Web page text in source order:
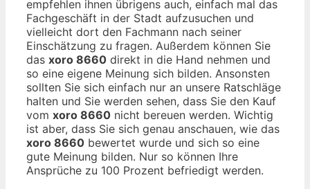
empfehlen ihnen übrigens auch, einfach mal das
Fachgeschäft in der Stadt aufzusuchen und
vielleicht dort den Fachmann nach seiner
Einschätzung zu fragen. Außerdem können Sie
das xoro 8660 direkt in die Hand nehmen und
so eine eigene Meinung sich bilden. Ansonsten
sollten Sie sich einfach nur an unsere Ratschläge
halten und Sie werden sehen, dass Sie den Kauf
vom xoro 8660 nicht bereuen werden. Wichtig
ist aber, dass Sie sich genau anschauen, wie das
xoro 8660 bewertet wurde und sich so eine
gute Meinung bilden. Nur so können Ihre
Ansprüche zu 100 Prozent befriedigt werden.